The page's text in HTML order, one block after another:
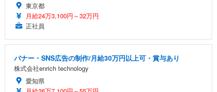
東京都
月給24万3,100円～32万円
正社員
バナー・SNS広告の制作/月給30万円以上可・賞与あり
株式会社enrich technology
愛知県